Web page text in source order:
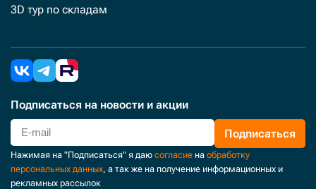
3D тур по складам
Подписаться на новости и акции
Подписаться
Нажимая на "Подписаться" я даю согласие на обработку
персональных данных, а так же на получение информационных и
рекламных рассылок